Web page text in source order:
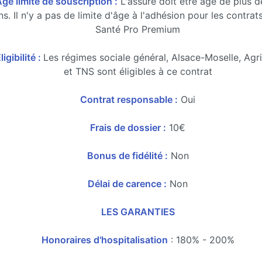
Il n'y a pas de limite d'âge à l'adhésion pour les
Santé Pro Premium
: Les régimes sociale général, Alsace-Moselle,
et TNS sont éligibles à ce contrat
Contrat responsable : Oui
Frais de dossier : 10€
Bonus de fidélité : Non
Délai de carence : Non
LES GARANTIES
Honoraires d'hospitalisation : 180% - 200%